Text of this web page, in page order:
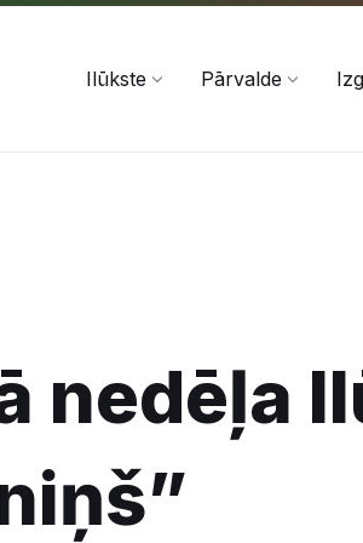
Ilūkste Pārvalde
nedēļa